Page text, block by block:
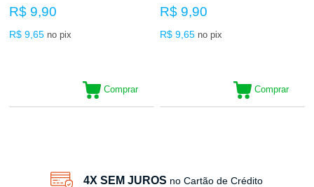
R$ 9,90
R$ 9,65 no pix
Comprar
R$ 9,90
R$ 9,65 no pix
Comprar
4X SEM JUROS no Cartão de Crédito